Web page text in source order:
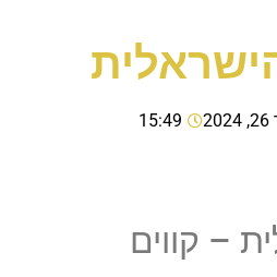
15:49
– קווים